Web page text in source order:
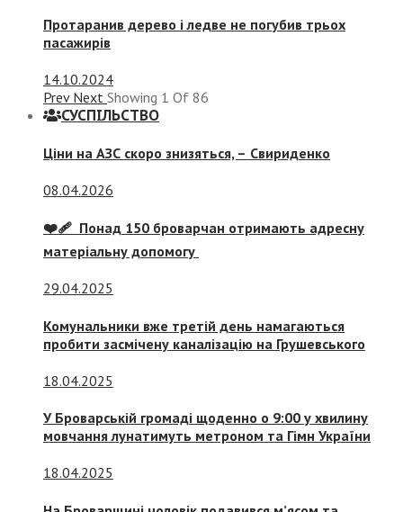
Протаранив дерево і ледве не погубив трьох
пасажирів
14.10.2024
Prev Next Showing 1 Of 86
СУСПIЛЬСТВО
Ціни на АЗС скоро знизяться, – Свириденко
08.04.2026
❤️‍🩹 Понад 150 броварчан отримають адресну
матеріальну допомогу
29.04.2025
Комунальники вже третій день намагаються
пробити засмічену каналізацію на Грушевського
18.04.2025
У Броварській громаді щоденно о 9:00 у хвилину
мовчання лунатимуть метроном та Гімн України
18.04.2025